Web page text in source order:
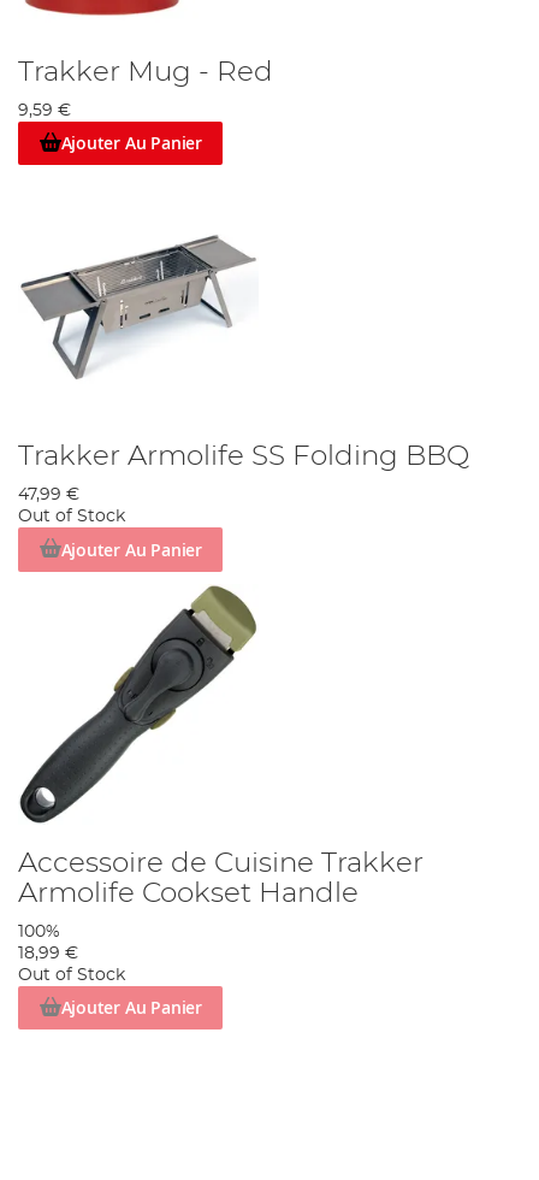
Trakker Mug - Red
9,59 €
Ajouter Au Panier
Trakker Armolife SS Folding BBQ
47,99 €
Out of Stock
Ajouter Au Panier
Accessoire de Cuisine Trakker
Armolife Cookset Handle
100%
18,99 €
Out of Stock
Ajouter Au Panier